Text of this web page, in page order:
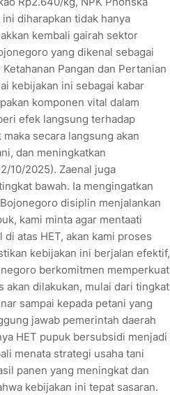
diharapkan tidak hanya
kembali gairah sektor
yang dikenal sebagai
Pangan dan Pertanian
kebijakan ini sebagai kabar
komponen vital dalam
efek langsung terhadap
secara langsung akan
dan meningkatkan
10/2025). Zaenal juga
bawah. Ia mengingatkan
disiplin menjalankan
kami minta agar mentaati
atas HET, akan kami proses
kebijakan ini berjalan efektif,
berkomitmen memperkuat
akan dilakukan, mulai dari tingkat
sampai kepada petani yang
jawab pemerintah daerah
HET pupuk bersubsidi menjadi
menata strategi usaha tani
panen yang meningkat dan
kebijakan ini tepat sasaran.